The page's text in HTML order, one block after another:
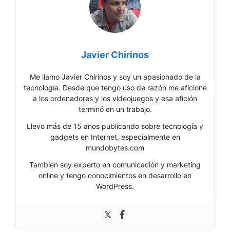
Javier Chirinos
Me llamo Javier Chirinos y soy un apasionado de la
tecnología. Desde que tengo uso de razón me aficioné
a los ordenadores y los videojuegos y esa afición
terminó en un trabajo.
Llevo más de 15 años publicando sobre tecnología y
gadgets en Internet, especialmente en
mundobytes.com
También soy experto en comunicación y marketing
online y tengo conocimientos en desarrollo en
WordPress.